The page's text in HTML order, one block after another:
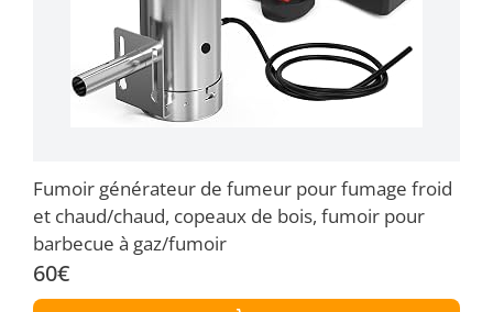
Fumoir générateur de fumeur pour fumage froid
et chaud/chaud, copeaux de bois, fumoir pour
barbecue à gaz/fumoir
60€